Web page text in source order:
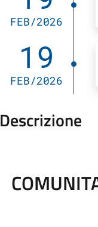
FEB/2026
19
FEB/2026
Descrizione